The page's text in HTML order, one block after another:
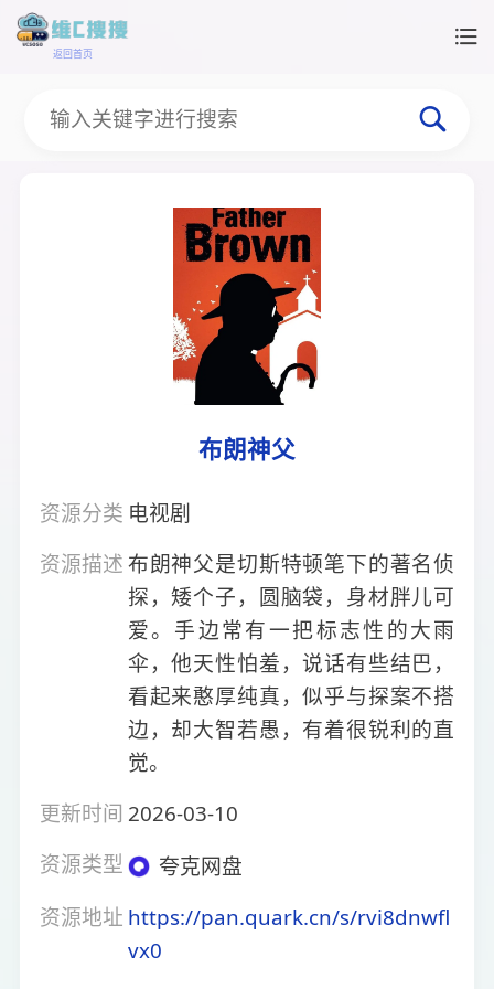
返回首页
布朗神父
资源分类 电视剧
资源描述布朗神父是切斯特顿笔下的著名侦
探，矮个子，圆脑袋，身材胖儿可
爱。手边常有一把标志性的大雨
伞，他天性怕羞，说话有些结巴，
看起来憨厚纯真，似乎与探案不搭
边，却大智若愚，有着很锐利的直
觉。
更新时间 2026-03-10
资源类型
夸克网盘
资源地址 https://pan.quark.cn/s/rvi8dnwfl
vx0